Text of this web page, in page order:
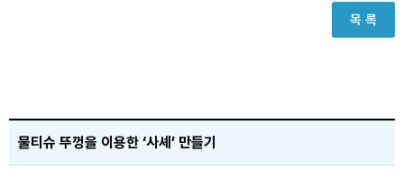
목 록
물티슈 뚜껑을 이용한 ‘사셰’ 만들기